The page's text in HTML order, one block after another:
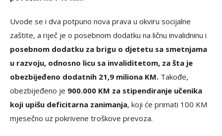
Uvode se i dva potpuno nova prava u okviru socijalne
zaštite, a riječ je o posebnom dodatku na ličnu invalidninu i
posebnom dodatku za brigu o djetetu sa smetnjama
u razvoju, odnosno licu sa invaliditetom, za šta je
obezbijeđeno dodatnih 21,9 miliona KM. Takođe,
obezbijeđeno je 900.000 KM za stipendiranje učenika
koji upišu deficitarna zanimanja, koji će primati 100 KM
mjesečno uz pokrivene troškove prevoza.